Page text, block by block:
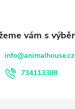
info@animalhouse.cz
734113388